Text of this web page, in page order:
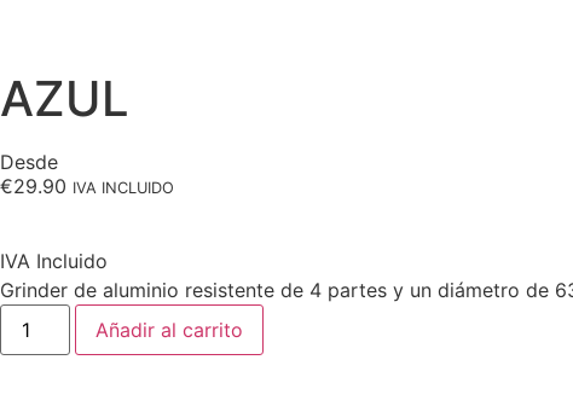
AZUL
Desde
€29.90 IVA INCLUIDO
IVA Incluido
Grinder de aluminio resistente de 4 partes y un diámetro de
Añadir al carrito